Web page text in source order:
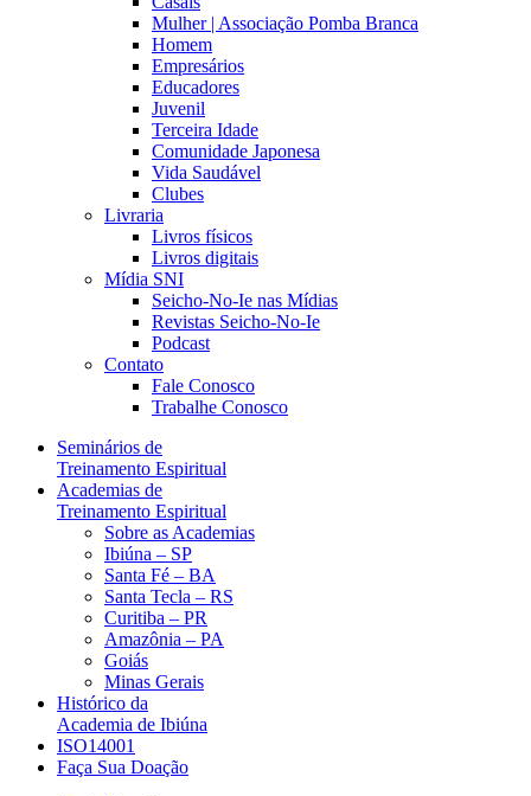
Mulher | Associação Pomba Branca
Homem
Empresários
Educadores
Juvenil
Terceira Idade
Comunidade Japonesa
Vida Saudável
Clubes
Livraria
Livros físicos
Livros digitais
Mídia SNI
Seicho-No-Ie nas Mídias
Revistas Seicho-No-Ie
Podcast
Contato
Fale Conosco
Trabalhe Conosco
Seminários de
Treinamento Espiritual
Academias de
Treinamento Espiritual
Sobre as Academias
Ibiúna – SP
Santa Fé – BA
Santa Tecla – RS
Curitiba – PR
Amazônia – PA
Goiás
Minas Gerais
Histórico da
Academia de Ibiúna
ISO14001
Faça Sua Doação